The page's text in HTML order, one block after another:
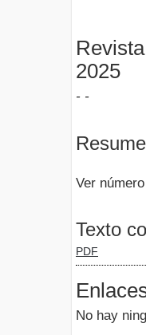
2025
- -
Ver
Texto
PDF
No hay